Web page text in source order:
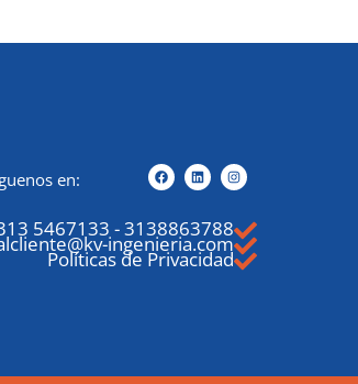
en:
5467133 -3138863788
ingenieria.com
Políticas de Privacidad